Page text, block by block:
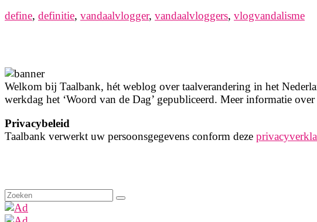
define, definitie, vandaalvlogger, vandaalvloggers, vlogvandalisme
Welkom bij Taalbank, hét weblog over taalverandering in het
werkdag het ‘Woord van de Dag’ gepubliceerd. Meer informatie
Privacybeleid
Taalbank verwerkt uw persoonsgegevens conform deze
Zoeken
naar: